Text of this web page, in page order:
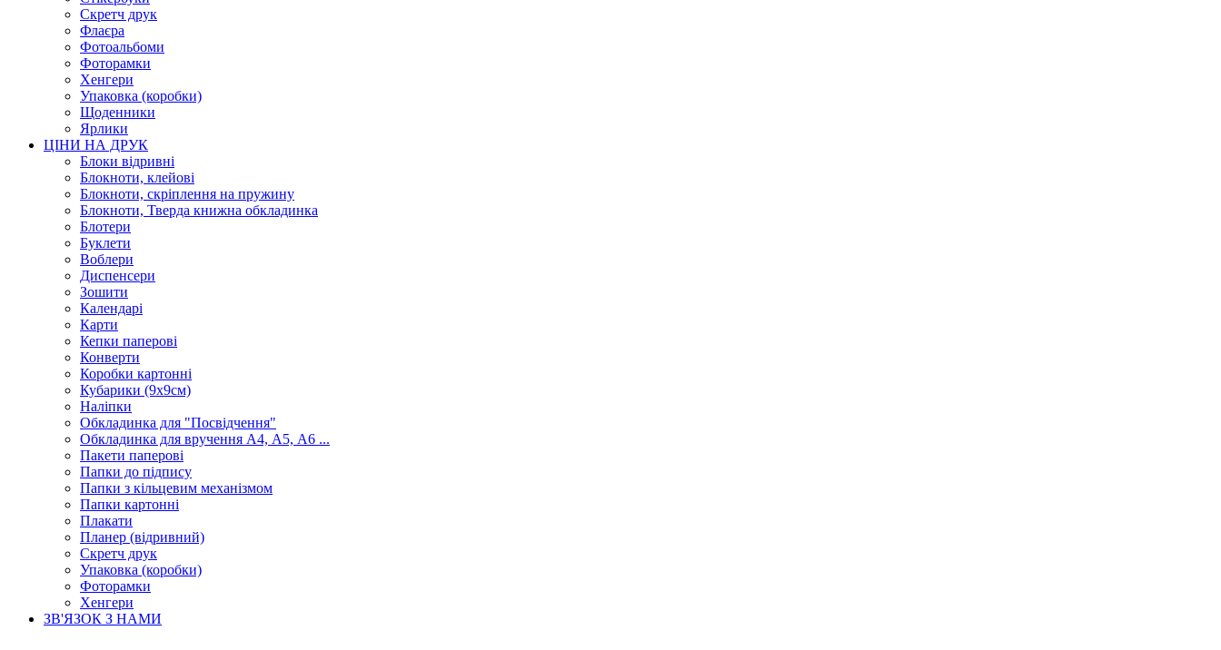
Скретч друк
Флаєра
Фотоальбоми
Фоторамки
Хенгери
Упаковка (коробки)
Щоденники
Ярлики
ЦІНИ НА ДРУК
Блоки відривні
Блокноти, клейові
Блокноти, скріплення на пружину
Блокноти, Тверда книжна обкладинка
Блотери
Буклети
Воблери
Диспенсери
Зошити
Календарі
Карти
Кепки паперові
Конверти
Коробки картонні
Кубарики (9х9см)
Наліпки
Обкладинка для "Посвідчення"
Обкладинка для вручення А4, А5, А6 ...
Пакети паперові
Папки до підпису
Папки з кільцевим механізмом
Папки картонні
Плакати
Планер (відривний)
Скретч друк
Упаковка (коробки)
Фоторамки
Хенгери
ЗВ'ЯЗОК З НАМИ